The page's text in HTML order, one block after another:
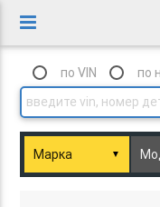
по VIN по
▼